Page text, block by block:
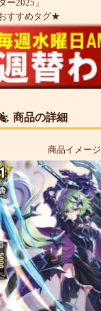
ー2025」
すすめタグ★
商品の詳細
商品イメージ